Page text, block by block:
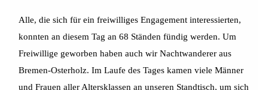
Alle, die sich für ein freiwilliges Engagement interessierten,
konnten an diesem Tag an 68 Ständen fündig werden. Um
Freiwillige geworben haben auch wir Nachtwanderer aus
Bremen-Osterholz. Im Laufe des Tages kamen viele Männer
und Frauen aller Altersklassen an unseren Standtisch, um sich